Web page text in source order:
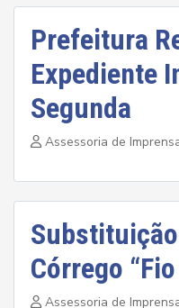
Prefeitura
Expediente
Segunda
Assessoria de
Córrego “Fio
Assessoria de